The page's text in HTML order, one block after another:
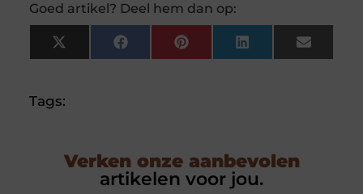
Goed artikel? Deel hem dan op:
X
(Twitter)
FacebookPinterestLinkedInEmail
Tags:
Verken onze aanbevolen
artikelen voor jou.